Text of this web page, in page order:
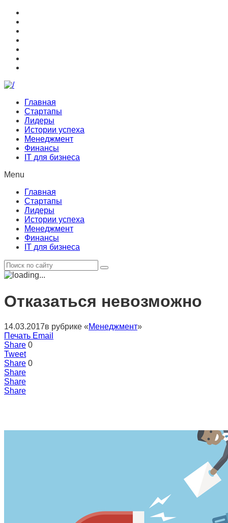
Главная
Стартапы
Лидеры
Истории успеха
Менеджмент
Финансы
IT для бизнеса
Menu
Главная
Стартапы
Лидеры
Истории успеха
Менеджмент
Финансы
IT для бизнеса
Отказаться невозможно
14.03.2017в рубрике «Менеджмент»
Печать Email
Share 0
Tweet
Share 0
Share
Share
Share